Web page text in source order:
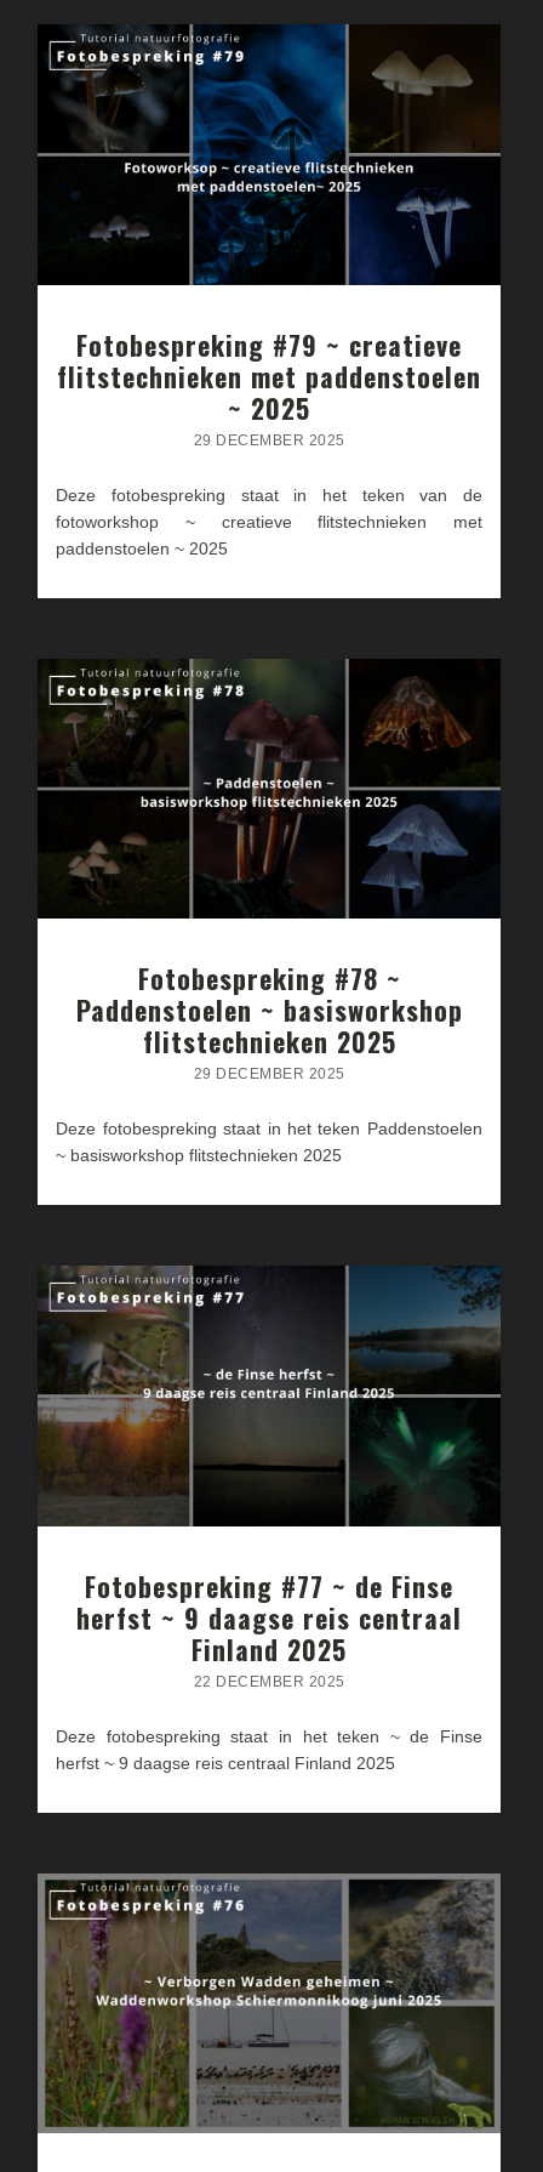
Fotobespreking #79 ~ creatieve
flitstechnieken met paddenstoelen
~ 2025
29 DECEMBER 2025
Deze fotobespreking staat in het teken van de
fotoworkshop ~ creatieve flitstechnieken met
paddenstoelen ~ 2025
Fotobespreking #78 ~
Paddenstoelen ~ basisworkshop
flitstechnieken 2025
29 DECEMBER 2025
Deze fotobespreking staat in het teken Paddenstoelen
~ basisworkshop flitstechnieken 2025
Fotobespreking #77 ~ de Finse
herfst ~ 9 daagse reis centraal
Finland 2025
22 DECEMBER 2025
Deze fotobespreking staat in het teken ~ de Finse
herfst ~ 9 daagse reis centraal Finland 2025